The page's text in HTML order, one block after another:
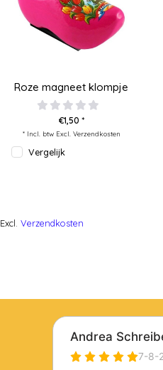
Roze magneet klompje
€1,50 *
* Incl. btw Excl. Verzendkosten
Vergelijk
Excl. Verzendkosten